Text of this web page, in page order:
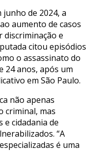
de 2024, a
aumento de casos
discriminação e
citou episódios
o assassinato do
24 anos, após um
em São Paulo.
não apenas
criminal, mas
cidadania de
“A
é uma